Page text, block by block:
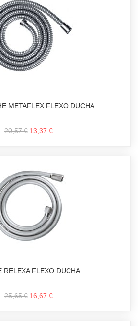
METAFLEX FLEXO DUCHA
20,57 € 13,37 €
RELEXA FLEXO DUCHA
25,65 € 16,67 €